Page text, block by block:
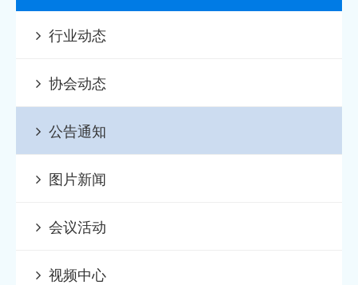
公司加入 2023-12-13
· 欢迎 美国美域集团 加入四川省出入境
入四 2024-04-07
· 欢迎ABIC 移民 加入四川省出入境服
务 2023-12-13
· 欢迎北京伊度环球投资有限公司加入
行业动态
协会动态
公告通知
图片新闻
会议活动
视频中心